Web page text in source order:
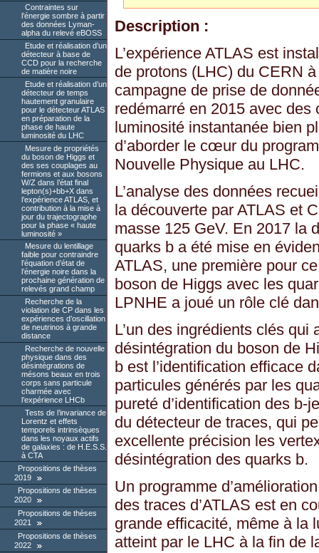
Contraintes sur
l’énergie sombre à partir
des données Lyman-
alpha du relevé eBOSS
Etude et réalisation d’un
détecteur à base de
CCD pour la recherche
de matière noire
Etude et réalisation d’un
détecteur de temps
hautement granulaire
pour le détecteur ATLAS
en préparation de la
phase de haute
luminosité du LHC
Mesure de propriétés
du boson de Higgs et
des ses couplages au
fermions et aux bosons
W/Z dans l’état final
lepton(s)+bb+X dans
l’expérience ATLAS, et
contribution à la mise à
jour du trajectographe
pour la phase « haute
luminosité »
Mesure du lentillage
faible pour contraindre
l’équation d’état de
l’énergie noire dans la
prochaine génération de
relevés grand champ
Recherche de la
violation de CP dans les
expériences d’oscillation
de neutrinos à grande
distance
Recherche de nouvelle
physique dans des
désintégrations de
mésons beaux en trois
corps sans particule
charmée avec
l’expérience LHCb
Tests de l’invariance de
Lorentz et effets
temporels intrinsèques
dans les noyaux actifs
de galaxies : de H.E.S.S.
à CTA
Propositions de thèses
2019
Propositions de thèses
2020
Propositions de thèses
2021
Propositions de thèses
2022
Description :
L’expérience ATLAS est
de protons (LHC) du CERN
campagne de prise de
redémarré en 2015 avec des
luminosité instantanée bien
d’aborder le cœur du
Nouvelle Physique au LHC.
L’analyse des données
la découverte par ATLAS et
masse 125 GeV. En 2017 la
quarks b a été mise en
ATLAS, une première pour
boson de Higgs avec les
LPNHE a joué un rôle clé
L’un des ingrédients clés qui
désintégration du boson de
b est l’identification efficace
particules générés par les
pureté d’identification des b-
du détecteur de traces, qui
excellente précision les
désintégration des quarks b.
Un programme
des traces d’ATLAS est en
grande efficacité, même à la
atteint par le LHC à la fin de